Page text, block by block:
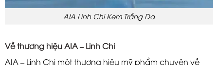
AIA Linh Chi Kem Trắng Da
Về thương hiệu AIA – Linh Chi
AIA – Linh Chi một thương hiệu mỹ phẩm chuyên về